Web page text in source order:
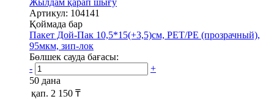
Жылдам қарап шығу
Артикул: 104141
Қоймада бар
Пакет Дой-Пак 10,5*15(+3,5)см, PET/PE (прозрачный),
95мкм, зип-лок
Бөлшек сауда бағасы:
-
+
50 дана
қап. 2 150 ₸